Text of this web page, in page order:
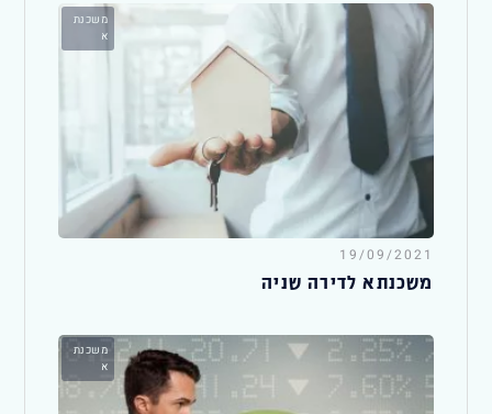
משכנת
א
19/09/2021
משכנתא לדירה שניה
משכנת
א